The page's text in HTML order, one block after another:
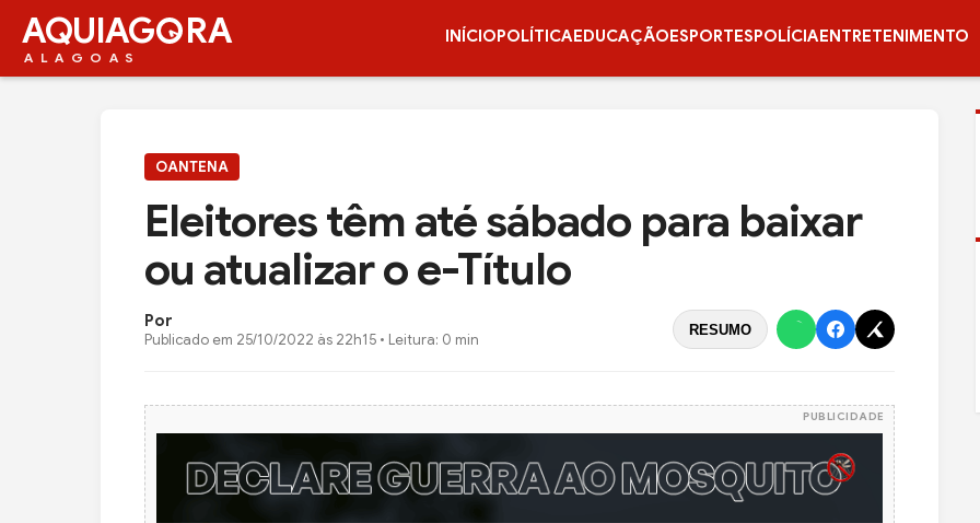
AQUIAG RA
ALAGOAS
INÍCIOPOLÍTICAEDUCAÇÃOESPORTESPOLÍCIAENTRETENIMENTO
OANTENA
Eleitores têm até sábado para baixar
ou atualizar o e-Título
Por
Publicado em 25/10/2022 às 22h15 • Leitura: 0 min
RESUMO
PUBLICIDADE